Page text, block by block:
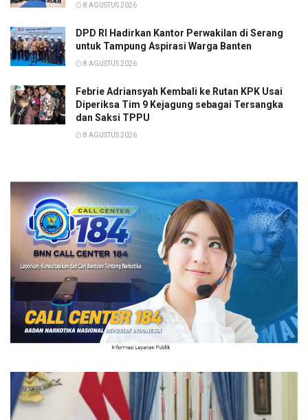
8 AGUSTUS 2026
DPD RI Hadirkan Kantor Perwakilan di Serang
untuk Tampung Aspirasi Warga Banten
8 AGUSTUS 2026
Febrie Adriansyah Kembali ke Rutan KPK Usai
Diperiksa Tim 9 Kejagung sebagai Tersangka
dan Saksi TPPU
8 AGUSTUS 2026